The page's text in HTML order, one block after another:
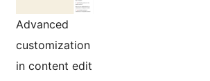
Advanced
customization
in content edit